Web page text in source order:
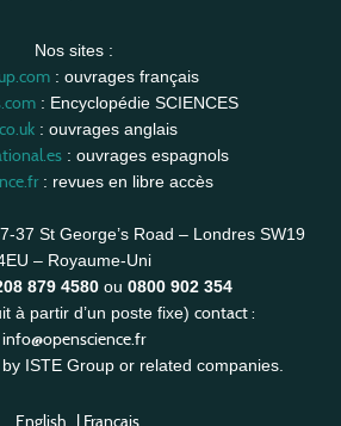
Nos sites :
: ouvrages français
: Encyclopédie SCIENCES
: ouvrages anglais
: ouvrages espagnols
: revues en libre accès
37 St George’s Road – Londres SW19
– Royaume-Uni
879 4580 ou 0800 902 354
à partir d’un poste fixe) contact :
info@openscience.fr
ISTE Group or related companies.
English | Français